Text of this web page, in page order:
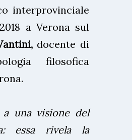
interprovinciale
a Verona sul
docente di
filosofica
a una visione del
essa rivela la